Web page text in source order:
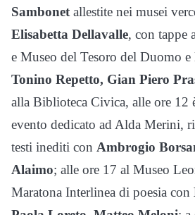
Sambonet allestite nei musei
Elisabetta Dellavalle, con tappe
e Museo del Tesoro del Duomo
Tonino Repetto, Gian Piero
alla Biblioteca Civica, alle ore 12
evento dedicato ad Alda Merini,
testi inediti con Ambrogio
Alaimo; alle ore 17 al Museo
Maratona Interlinea di poesia con